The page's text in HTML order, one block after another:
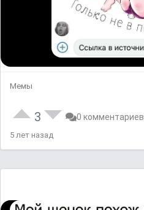
Мемы
3 0 комментариев
5 лет назад